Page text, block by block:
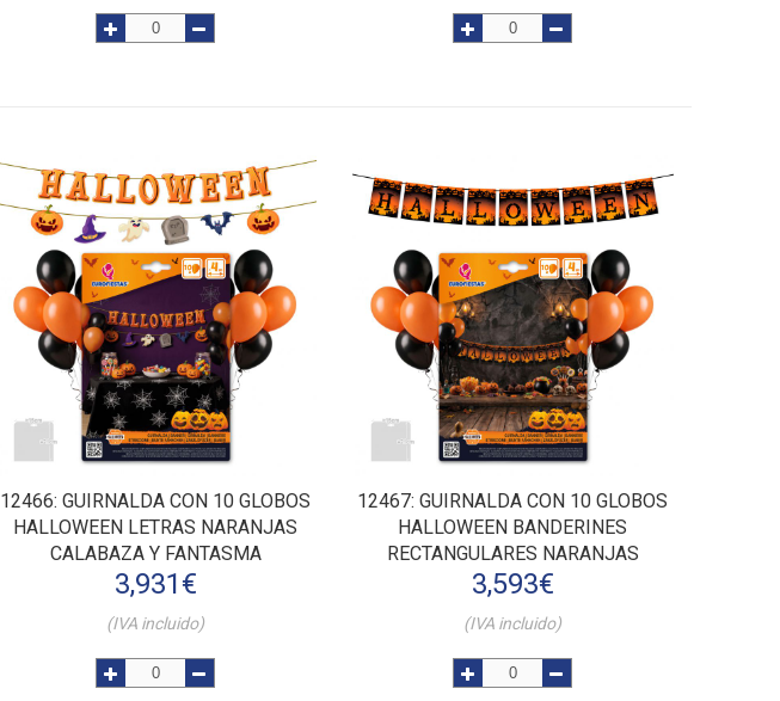
12466: GUIRNALDA CON 10 GLOBOS
HALLOWEEN LETRAS NARANJAS
CALABAZA Y FANTASMA
3,931€
(IVA incluido)
12467: GUIRNALDA CON 10 GLOBOS
HALLOWEEN BANDERINES
RECTANGULARES NARANJAS
3,593€
(IVA incluido)